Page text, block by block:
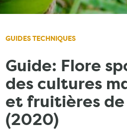
GUIDES TECHNIQUES
Guide: Flore
des cultures
et fruitières de
(2020)